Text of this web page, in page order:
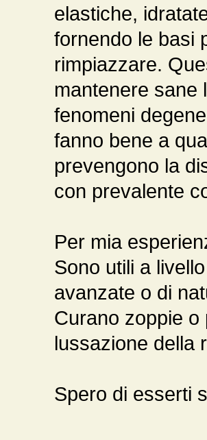
elastiche,
fornendo le basi
rimpiazzare.
mantenere sane
fenomeni
fanno bene a
prevengono la
con prevalente
Per mia
Sono utili a
avanzate o di
Curano zoppie
lussazione della
Spero di esserti